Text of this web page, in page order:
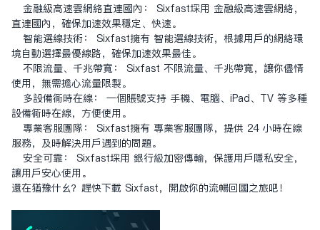
金融级高速云网络直连国内： Sixfast采用 金融级高速云网络，
直连国内，确保加速效果稳定、快速。
智能选线技术： Sixfast拥有 智能选线技术，根据用户的网络环
境自动选择最优线路，确保加速效果最佳。
不限流量、千兆带宽： Sixfast 不限流量、千兆带宽，让你尽情
使用，无需担心流量限制。
多设备同时在线： 一个账号支持 手机、电脑、iPad、TV 等多种
设备同时在线，方便使用。
专业客服团队： Sixfast拥有 专业客服团队，提供 24 小时在线
服务，及时解决用户遇到的问题。
安全可靠： Sixfast采用 银行级加密传输，保护用户隐私安全，
让用户安心使用。
还在犹豫什么？赶快下载 Sixfast，开启你的流畅回国之旅吧！